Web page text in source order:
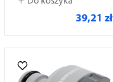
39,21 zł